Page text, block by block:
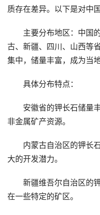
质存在差异。以下是对中
主要分布地区：中国的
古、新疆、四川、山西等
集中，储量丰富，成为当
具体分布特点：
安徽省的钾长石储量丰
非金属矿产资源。
内蒙古自治区的钾长石
大的开发潜力。
新疆维吾尔自治区的钾
在一些特定的矿区。